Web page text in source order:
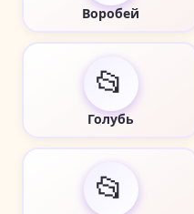
Воробей
📂
Голубь
📂